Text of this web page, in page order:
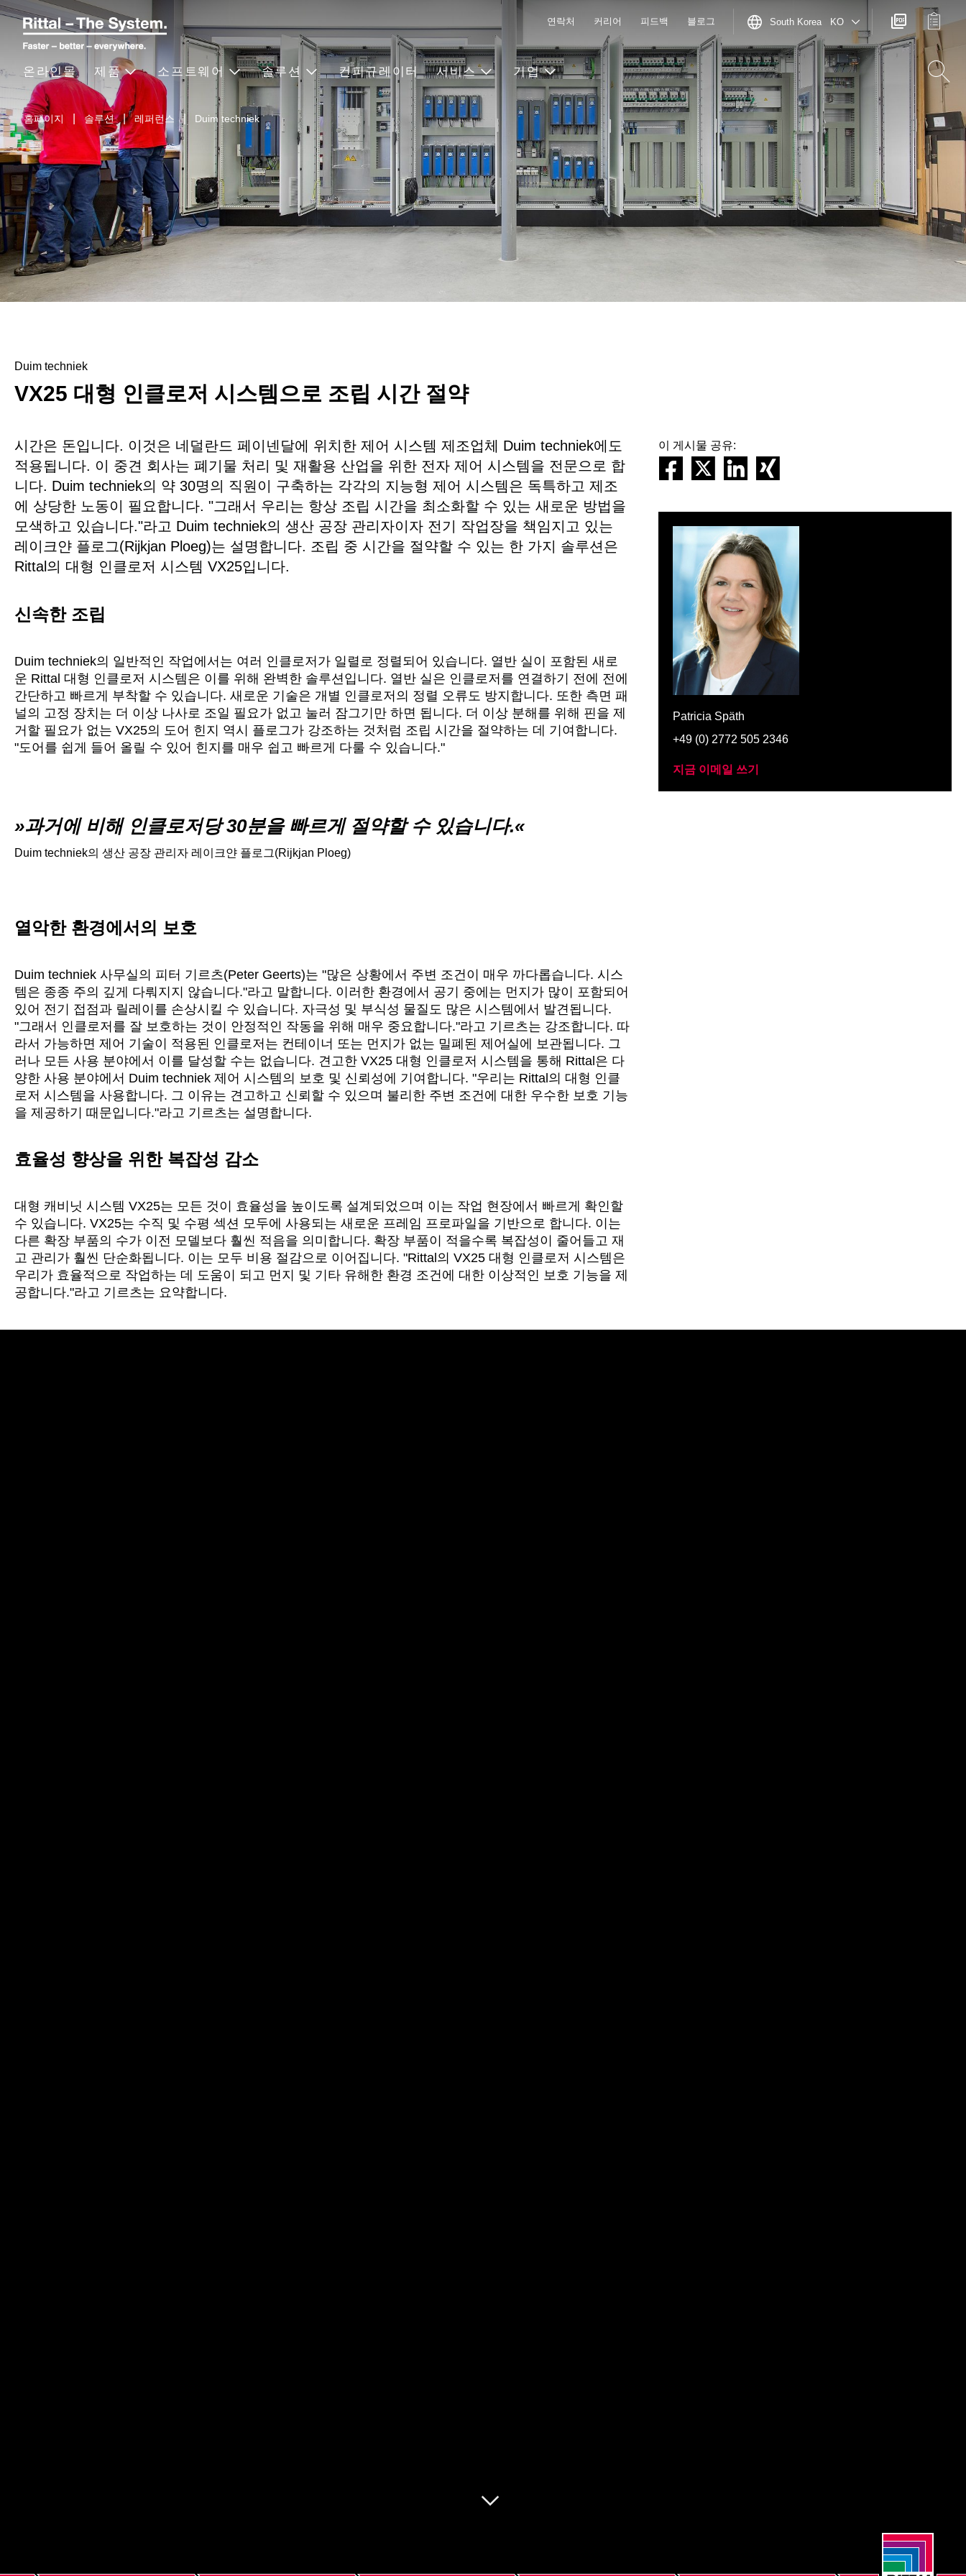
홈페이지 솔루션 레퍼런스 Duim techniek
온라인몰 제품 소프트웨어 솔루션 컨피규레이터 서비스 기업
연락처 커리어 피드백 블로그 South Korea KO
Duim techniek
VX25 대형 인클로저 시스템으로 조립 시간 절약
시간은 돈입니다. 이것은 네덜란드 페이넨달에 위치한 제어 시스템 제조업체 Duim techniek에도
적용됩니다. 이 중견 회사는 폐기물 처리 및 재활용 산업을 위한 전자 제어 시스템을 전문으로 합
니다. Duim techniek의 약 30명의 직원이 구축하는 각각의 지능형 제어 시스템은 독특하고 제조
에 상당한 노동이 필요합니다. "그래서 우리는 항상 조립 시간을 최소화할 수 있는 새로운 방법을
모색하고 있습니다."라고 Duim techniek의 생산 공장 관리자이자 전기 작업장을 책임지고 있는
레이크얀 플로그(Rijkjan Ploeg)는 설명합니다. 조립 중 시간을 절약할 수 있는 한 가지 솔루션은
Rittal의 대형 인클로저 시스템 VX25입니다.
신속한 조립
Duim techniek의 일반적인 작업에서는 여러 인클로저가 일렬로 정렬되어 있습니다. 열반 실이 포함된 새로
운 Rittal 대형 인클로저 시스템은 이를 위해 완벽한 솔루션입니다. 열반 실은 인클로저를 연결하기 전에 전에
간단하고 빠르게 부착할 수 있습니다. 새로운 기술은 개별 인클로저의 정렬 오류도 방지합니다. 또한 측면 패
널의 고정 장치는 더 이상 나사로 조일 필요가 없고 눌러 잠그기만 하면 됩니다. 더 이상 분해를 위해 핀을 제
거할 필요가 없는 VX25의 도어 힌지 역시 플로그가 강조하는 것처럼 조립 시간을 절약하는 데 기여합니다.
"도어를 쉽게 들어 올릴 수 있어 힌지를 매우 쉽고 빠르게 다룰 수 있습니다."
과거에 비해 인클로저당 30분을 빠르게 절약할 수 있습니다.
Duim techniek의 생산 공장 관리자 레이크얀 플로그(Rijkjan Ploeg)
열악한 환경에서의 보호
Duim techniek 사무실의 피터 기르츠(Peter Geerts)는 "많은 상황에서 주변 조건이 매우 까다롭습니다. 시스
템은 종종 주의 깊게 다뤄지지 않습니다."라고 말합니다. 이러한 환경에서 공기 중에는 먼지가 많이 포함되어
있어 전기 접점과 릴레이를 손상시킬 수 있습니다. 자극성 및 부식성 물질도 많은 시스템에서 발견됩니다.
"그래서 인클로저를 잘 보호하는 것이 안정적인 작동을 위해 매우 중요합니다."라고 기르츠는 강조합니다. 따
라서 가능하면 제어 기술이 적용된 인클로저는 컨테이너 또는 먼지가 없는 밀폐된 제어실에 보관됩니다. 그
러나 모든 사용 분야에서 이를 달성할 수는 없습니다. 견고한 VX25 대형 인클로저 시스템을 통해 Rittal은 다
양한 사용 분야에서 Duim techniek 제어 시스템의 보호 및 신뢰성에 기여합니다. "우리는 Rittal의 대형 인클
로저 시스템을 사용합니다. 그 이유는 견고하고 신뢰할 수 있으며 불리한 주변 조건에 대한 우수한 보호 기능
을 제공하기 때문입니다."라고 기르츠는 설명합니다.
효율성 향상을 위한 복잡성 감소
대형 캐비닛 시스템 VX25는 모든 것이 효율성을 높이도록 설계되었으며 이는 작업 현장에서 빠르게 확인할
수 있습니다. VX25는 수직 및 수평 섹션 모두에 사용되는 새로운 프레임 프로파일을 기반으로 합니다. 이는
다른 확장 부품의 수가 이전 모델보다 훨씬 적음을 의미합니다. 확장 부품이 적을수록 복잡성이 줄어들고 재
고 관리가 훨씬 단순화됩니다. 이는 모두 비용 절감으로 이어집니다. "Rittal의 VX25 대형 인클로저 시스템은
우리가 효율적으로 작업하는 데 도움이 되고 먼지 및 기타 유해한 환경 조건에 대한 이상적인 보호 기능을 제
공합니다."라고 기르츠는 요약합니다.
이 게시물 공유:
Patricia Späth
+49 (0) 2772 505 2346
지금 이메일 쓰기